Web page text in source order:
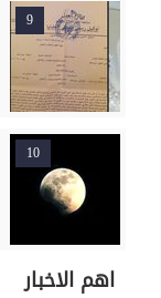
9
10
اهم الاخبار